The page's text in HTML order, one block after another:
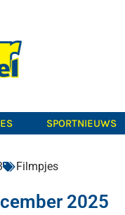
SPORTNIEUWS
Filmpjes
2025